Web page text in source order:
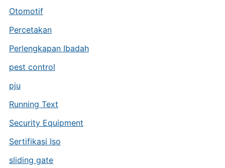
Otomotif
Percetakan
Perlengkapan Ibadah
pest control
pju
Running Text
Security Equipment
Sertifikasi Iso
sliding gate